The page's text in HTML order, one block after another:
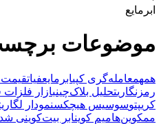
ابرمایع
موضوعات
همهمعامله‌گری کپیابرمایعفیاتقیمت
رمزنگاریتحلیل بلاک‌چینبازار فلزات
کریپتوسوسیس هیچکسنمودار
ممکوین‌هامیم کوینابر بیت‌کوینی